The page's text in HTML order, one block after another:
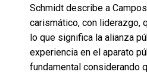
Schmidt describe a
carismático, con liderazgo,
lo que significa la alianza
experiencia en el aparato
fundamental considerando